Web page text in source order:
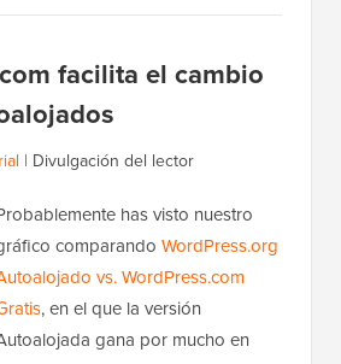
facilita el cambio
| Divulgación del lector
has visto nuestro
comparando WordPress.org
vs. WordPress.com
, en el que la versión
gana por mucho en